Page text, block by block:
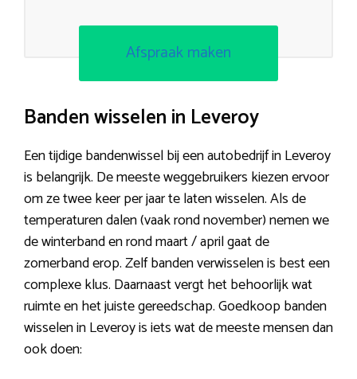
Afspraak maken
Banden wisselen in Leveroy
Een tijdige bandenwissel bij een autobedrijf in Leveroy
is belangrijk. De meeste weggebruikers kiezen ervoor
om ze twee keer per jaar te laten wisselen. Als de
temperaturen dalen (vaak rond november) nemen we
de winterband en rond maart / april gaat de
zomerband erop. Zelf banden verwisselen is best een
complexe klus. Daarnaast vergt het behoorlijk wat
ruimte en het juiste gereedschap. Goedkoop banden
wisselen in Leveroy is iets wat de meeste mensen dan
ook doen: